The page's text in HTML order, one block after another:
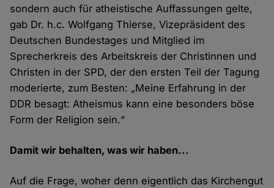
sondern auch für atheistische Auffassungen gelte,
gab Dr. h.c. Wolfgang Thierse, Vizepräsident des
Deutschen Bundestages und Mitglied im
Sprecherkreis des Arbeitskreis der Christinnen und
Christen in der SPD, der den ersten Teil der Tagung
moderierte, zum Besten: „Meine Erfahrung in der
DDR besagt: Atheismus kann eine besonders böse
Form der Religion sein.“
Damit wir behalten, was wir haben...
Auf die Frage, woher denn eigentlich das Kirchengut